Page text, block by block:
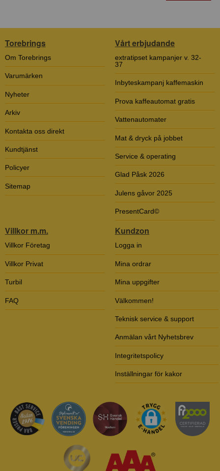
Torebrings
Om Torebrings
Varumärken
Nyheter
Arkiv
Kontakta oss direkt
Kundtjänst
Policyer
Sitemap
Vårt erbjudande
extratipset kampanjer v. 32-
37
Inbyteskampanj kaffemaskin
Prova kaffeautomat gratis
Vattenautomater
Mat & dryck på jobbet
Service & operating
Glad Påsk 2026
Julens gåvor 2025
PresentCard©
Villkor m.m.
Villkor Företag
Villkor Privat
Turbil
FAQ
Kundzon
Logga in
Mina ordrar
Mina uppgifter
Välkommen!
Teknisk service & support
Anmälan vårt Nyhetsbrev
Integritetspolicy
Inställningar för kakor